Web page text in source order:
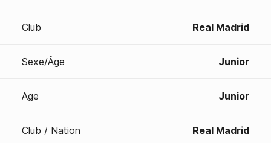
Club Real Madrid
Sexe/Âge Junior
Age Junior
Club / Nation Real Madrid